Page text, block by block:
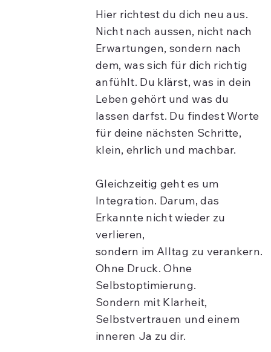
Hier richtest du dich neu aus.
Nicht nach aussen, nicht nach
Erwartungen, sondern nach
dem, was sich für dich richtig
anfühlt. Du klärst, was in dein
Leben gehört und was du
lassen darfst. Du findest Worte
für deine nächsten Schritte,
klein, ehrlich und machbar.
Gleichzeitig geht es um
Integration. Darum, das
Erkannte nicht wieder zu
verlieren,
sondern im Alltag zu verankern.
Ohne Druck. Ohne
Selbstoptimierung.
Sondern mit Klarheit,
Selbstvertrauen und einem
inneren Ja zu dir.